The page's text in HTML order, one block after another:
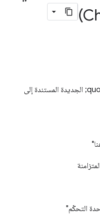
لوحة &quot;عمليات التدقيق&quot; الجديدة المستندة إلى
التحكّم"